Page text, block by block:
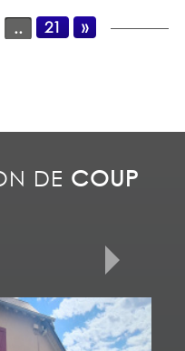
.. 21 »
DE COUP